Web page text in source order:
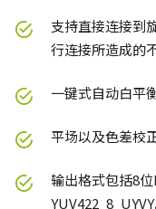
支持直接连接到
行连接所造成的
一键式自动白平衡
平场以及色差校正
输出格式包括8
YUV422_8_UYVY